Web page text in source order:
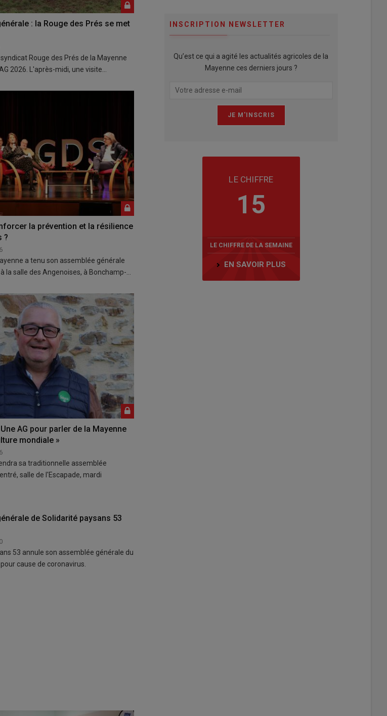
: la Rouge des Prés se met
Rouge des Prés de la Mayenne
2026. L'après-midi, une visite…
la prévention et la résilience
?
a tenu son assemblée générale
la salle des Angenoises, à Bonchamp-…
Une AG pour parler de la Mayenne
mondiale »
sa traditionnelle assemblée
salle de l'Escapade, mardi
de Solidarité paysans 53
53 annule son assemblée générale du
cause de coronavirus.
INSCRIPTION NEWSLETTER
Qu’est ce qui a agité les actualités agricoles de la
Mayenne ces derniers jours ?
LE CHIFFRE
15
LE CHIFFRE DE LA SEMAINE
EN SAVOIR PLUS